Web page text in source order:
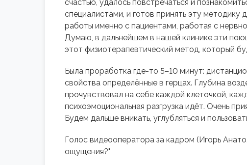
счастью, удалось повстречаться и
специалистами, и готов принять эту методику
работы именно с пациентами, работая с
Думаю, в дальнейшем в нашей клинике эти
этот физиотерапевтический метод, который
Была проработка где-то 5–10 минут:
свойства определённые в герцах. Глубина
прочувствовал на себе каждой клеточкой,
психоэмоциональная разгрузка идёт. Очень
Будем дальше вникать, углубляться и
Голос видеооператора за кадром (Игорь
ощущения?"